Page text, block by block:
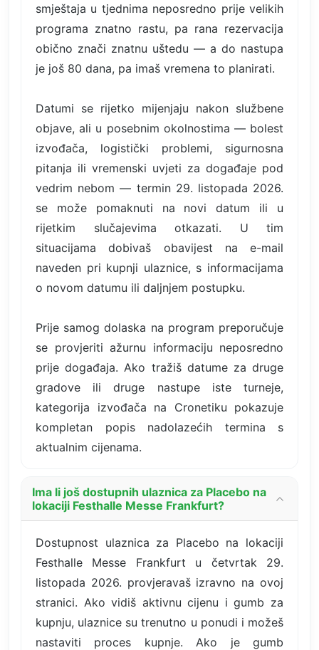
smještaja u tjednima neposredno prije velikih
programa znatno rastu, pa rana rezervacija
obično znači znatnu uštedu — a do nastupa
je još 80 dana, pa imaš vremena to planirati.
Datumi se rijetko mijenjaju nakon službene
objave, ali u posebnim okolnostima — bolest
izvođača, logistički problemi, sigurnosna
pitanja ili vremenski uvjeti za događaje pod
vedrim nebom — termin 29. listopada 2026.
se može pomaknuti na novi datum ili u
rijetkim slučajevima otkazati. U tim
situacijama dobivaš obavijest na e-mail
naveden pri kupnji ulaznice, s informacijama
o novom datumu ili daljnjem postupku.
Prije samog dolaska na program preporučuje
se provjeriti ažurnu informaciju neposredno
prije događaja. Ako tražiš datume za druge
gradove ili druge nastupe iste turneje,
kategorija izvođača na Cronetiku pokazuje
kompletan popis nadolazećih termina s
aktualnim cijenama.
Ima li još dostupnih ulaznica za Placebo na
lokaciji Festhalle Messe Frankfurt?
Dostupnost ulaznica za Placebo na lokaciji
Festhalle Messe Frankfurt u četvrtak 29.
listopada 2026. provjeravaš izravno na ovoj
stranici. Ako vidiš aktivnu cijenu i gumb za
kupnju, ulaznice su trenutno u ponudi i možeš
nastaviti proces kupnje. Ako je gumb